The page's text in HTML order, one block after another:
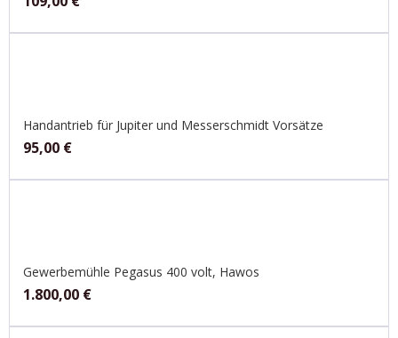
Handantrieb für Jupiter und Messerschmidt Vorsätze
95,00 €
Gewerbemühle Pegasus 400 volt, Hawos
1.800,00 €